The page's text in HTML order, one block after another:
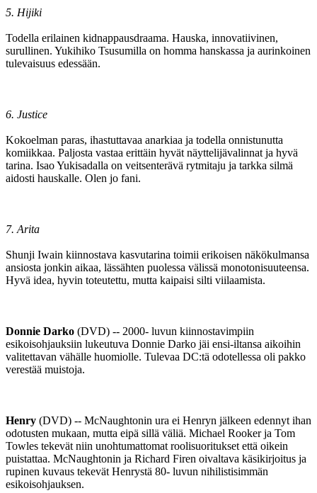
5. Hijiki
Todella erilainen kidnappausdraama. Hauska, innovatiivinen,
surullinen. Yukihiko Tsusumilla on homma hanskassa ja aurinkoinen
tulevaisuus edessään.
6. Justice
Kokoelman paras, ihastuttavaa anarkiaa ja todella onnistunutta
komiikkaa. Paljosta vastaa erittäin hyvät näyttelijävalinnat ja hyvä
tarina. Isao Yukisadalla on veitsenterävä rytmitaju ja tarkka silmä
aidosti hauskalle. Olen jo fani.
7. Arita
Shunji Iwain kiinnostava kasvutarina toimii erikoisen näkökulmansa
ansiosta jonkin aikaa, lässähten puolessa välissä monotonisuuteensa.
Hyvä idea, hyvin toteutettu, mutta kaipaisi silti viilaamista.
Donnie Darko (DVD) -- 2000- luvun kiinnostavimpiin
esikoisohjauksiin lukeutuva Donnie Darko jäi ensi-iltansa aikoihin
valitettavan vähälle huomiolle. Tulevaa DC:tä odotellessa oli pakko
verestää muistoja.
Henry (DVD) -- McNaughtonin ura ei Henryn jälkeen edennyt ihan
odotusten mukaan, mutta eipä sillä väliä. Michael Rooker ja Tom
Towles tekevät niin unohtumattomat roolisuoritukset että oikein
puistattaa. McNaughtonin ja Richard Firen oivaltava käsikirjoitus ja
rupinen kuvaus tekevät Henrystä 80- luvun nihilistisimmän
esikoisohjauksen.